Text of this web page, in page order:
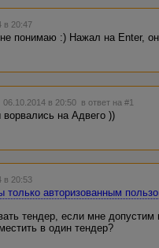
в 20:47
понимаю :) Нажал на Enter,
06.10.2014 в 20:50 в ответ на #1
на Адвего ))
в 20:53
только авторизованным
тендер, если мне
в один тендер?